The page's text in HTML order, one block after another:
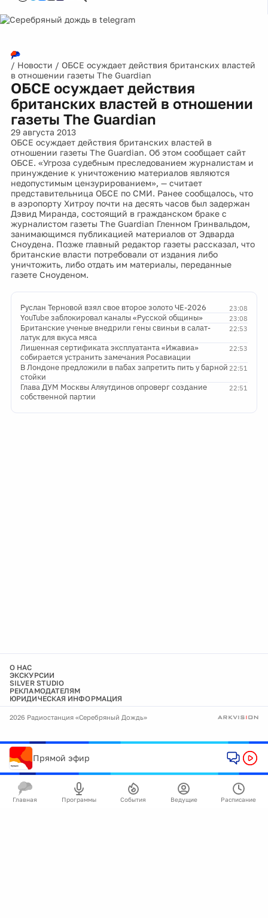
/ Новости / ОБСЕ осуждает действия британских властей
в отношении газеты The Guardian
ОБСЕ осуждает действия
британских властей в отношении
газеты The Guardian
29 августа 2013
ОБСЕ осуждает действия британских властей в
отношении газеты The Guardian. Об этом сообщает сайт
ОБСЕ. «Угроза судебным преследованием журналистам и
принуждение к уничтожению материалов являются
недопустимым цензурированием», — считает
представительница ОБСЕ по СМИ. Ранее сообщалось, что
в аэропорту Хитроу почти на десять часов был задержан
Дэвид Миранда, состоящий в гражданском браке с
журналистом газеты The Guardian Гленном Гринвальдом,
занимающимся публикацией материалов от Эдварда
Сноудена. Позже главный редактор газеты рассказал, что
британские власти потребовали от издания либо
уничтожить, либо отдать им материалы, переданные
газете Сноуденом.
23:08
Руслан Терновой взял свое второе золото ЧЕ-2026
23:08
YouTube заблокировал каналы «Русской общины»
22:53
Британские ученые внедрили гены свиньи в салат-
латук для вкуса мяса
22:53
Лишенная сертификата эксплуатанта «Ижавиа»
собирается устранить замечания Росавиации
22:51
В Лондоне предложили в пабах запретить пить у барной
стойки
22:51
Глава ДУМ Москвы Аляутдинов опроверг создание
собственной партии
О НАС
ЭКСКУРСИИ
SILVER STUDIO
РЕКЛАМОДАТЕЛЯМ
ЮРИДИЧЕСКАЯ ИНФОРМАЦИЯ
2026 Радиостанция «Серебряный Дождь»
Прямой эфир
Главная Программы События Ведущие Расписание